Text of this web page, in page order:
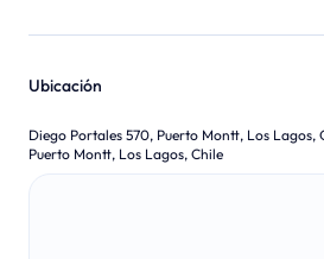
Ubicación
Diego Portales 570, Puerto Montt, Los Lagos,
Puerto Montt, Los Lagos, Chile